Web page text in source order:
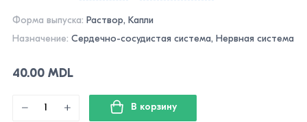
Форма выпуска: Раствор, Капли
Назначение: Сердечно-сосудистая система, Нервная система
40.00 MDL
В корзину